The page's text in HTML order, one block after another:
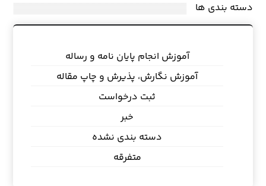
دسته بندی ها
آموزش انجام پایان نامه و رساله
آموزش نگارش، پذیرش و چاپ مقاله
ثبت درخواست
خبر
دسته بندی نشده
متفرقه